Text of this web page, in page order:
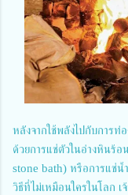
หลังจากใช้พลังไปกับการท่
ด้วยการแช่ตัวในอ่างหินร้
stone bath) หรือการแช่น้
วิธีที่ไม่เหมือนใครในโลก เ